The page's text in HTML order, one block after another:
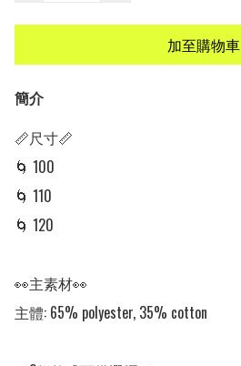
加至購物車
簡介
📏尺寸📏
🌀 100
🌀 110
🌀 120
👀主素材👀
主體: 65% polyester, 35% cotton